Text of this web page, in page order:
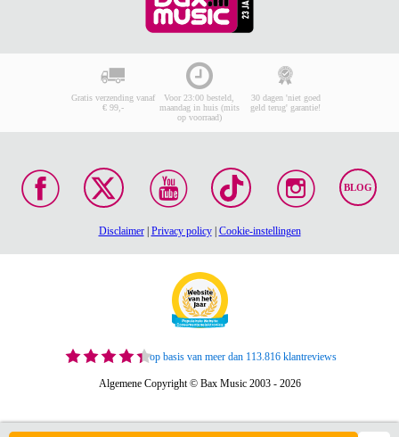
Gratis verzending vanaf
€ 99,-
Voor 23:00 besteld,
maandag in huis (mits
op voorraad)
30 dagen 'niet goed
geld terug' garantie!
BLOG
Disclaimer| Privacy policy| Cookie-instellingen
op basis van meer dan 113.816 klantreviews
Algemene Copyright © Bax Music 2003 - 2026